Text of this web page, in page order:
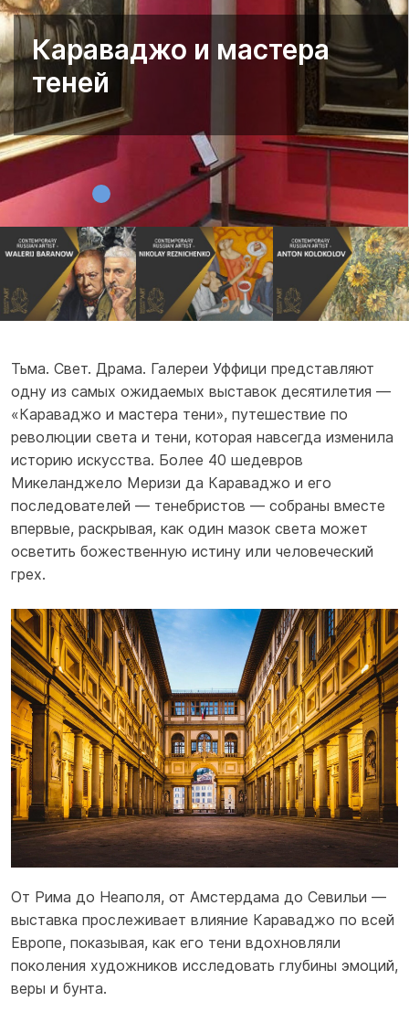
Караваджо и мастера
теней
Тьма. Свет. Драма. Галереи Уффици представляют
одну из самых ожидаемых выставок десятилетия —
«Караваджо и мастера тени», путешествие по
революции света и тени, которая навсегда изменила
историю искусства. Более 40 шедевров
Микеланджело Меризи да Караваджо и его
последователей — тенебристов — собраны вместе
впервые, раскрывая, как один мазок света может
осветить божественную истину или человеческий
грех.
От Рима до Неаполя, от Амстердама до Севильи —
выставка прослеживает влияние Караваджо по всей
Европе, показывая, как его тени вдохновляли
поколения художников исследовать глубины эмоций,
веры и бунта.